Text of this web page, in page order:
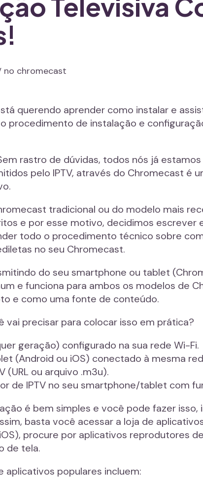
querendo aprender como instalar e
procedimento de instalação e
rastro de dúvidas, todos nós já
pelo IPTV, através do Chromecast é
tradicional ou do modelo mais
e por esse motivo, decidimos escrever
todo o procedimento técnico sobre
no seu Chromecast.
do seu smartphone ou tablet
e funciona para ambos os modelos de
e como uma fonte de conteúdo.
vai precisar para colocar isso em prática?
geração) configurado na sua rede Wi-Fi.
(Android ou iOS) conectado à mesma
(URL ou arquivo .m3u).
de IPTV no seu smartphone/tablet com
é bem simples e você pode fazer
basta você acessar a loja de
procure por aplicativos reprodutores
de tela.
aplicativos populares incluem: